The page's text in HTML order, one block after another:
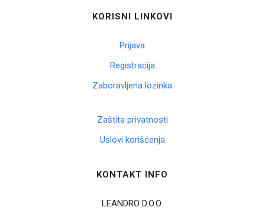
KORISNI LINKOVI
Prijava
Registracija
Zaboravljena lozinka
Zaštita privatnosti
Uslovi korišćenja
KONTAKT INFO
LEANDRO D.O.O.